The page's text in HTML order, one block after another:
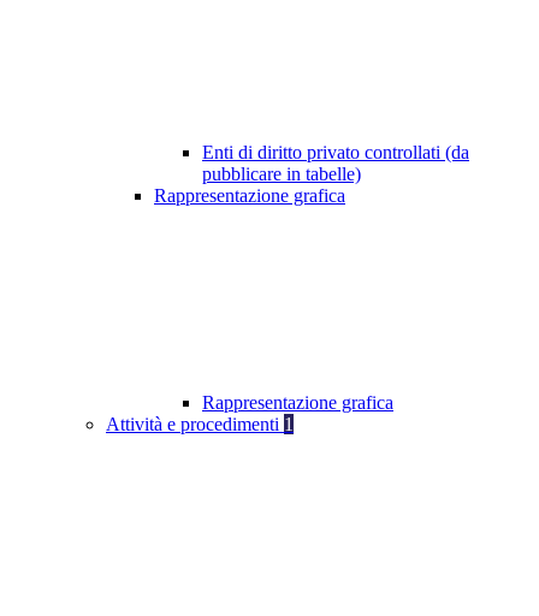
Enti di diritto privato controllati (da
pubblicare in tabelle)
Rappresentazione grafica
Rappresentazione grafica
Attività e procedimenti 1